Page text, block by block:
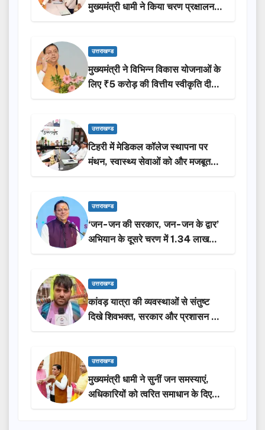
मुख्यमंत्री धामी ने किया चरण प्रक्षालन…
उत्तराखण्ड
मुख्यमंत्री ने विभिन्न विकास योजनाओं के
लिए ₹5 करोड़ की वित्तीय स्वीकृति दी…
उत्तराखण्ड
टिहरी में मेडिकल कॉलेज स्थापना पर
मंथन, स्वास्थ्य सेवाओं को और मजबूत
करेगी सरकार: मुख्यमंत्री धामी…
उत्तराखण्ड
‘जन-जन की सरकार, जन-जन के द्वार’
अभियान के दूसरे चरण में 1.34 लाख
लोगों की भागीदारी…
उत्तराखण्ड
कांवड़ यात्रा की व्यवस्थाओं से संतुष्ट
दिखे शिवभक्त, सरकार और प्रशासन की
सराहना…
उत्तराखण्ड
मुख्यमंत्री धामी ने सुनीं जन समस्याएं,
अधिकारियों को त्वरित समाधान के दिए
निर्देश